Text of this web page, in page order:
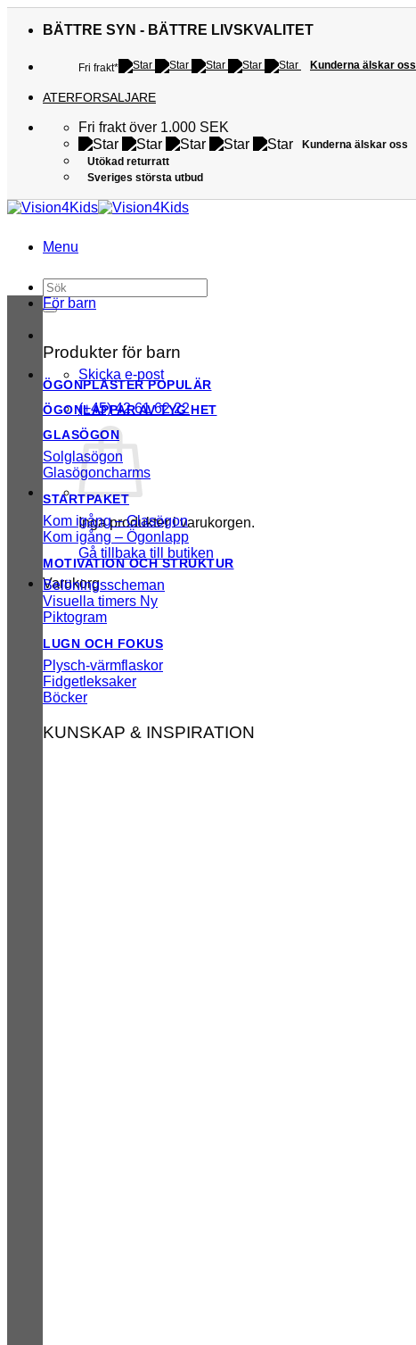
BÄTTRE SYN - BÄTTRE LIVSKVALITET
Fri frakt* Kunderna älskar oss
ATERFORSALJARE
Fri frakt över 1.000 SEK
Kunderna älskar oss
Utökad returratt
Sveriges största utbud
Menu
Sök
efter:
Skicka e-post
(+45) 42 61 62 22
Inga produkter i varukorgen.
Gå tillbaka till butiken
Varukorg
För barn
Produkter för barn
ÖGONPLÅSTER
ÖGONLAPPAR AV TYG
GLASÖGON
Solglasögon
Glasögoncharms
STARTPAKET
Kom igång – Glasögon
Kom igång – Ögonlapp
MOTIVATION OCH STRUKTUR
Belöningsscheman
Visuella timers
Piktogram
LUGN OCH FOKUS
Plysch-värmflaskor
Fidgetleksaker
Böcker
KUNSKAP & INSPIRATION